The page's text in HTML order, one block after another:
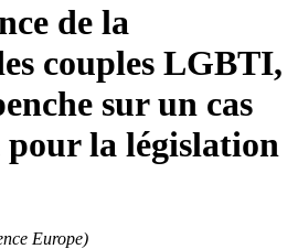
de la
couples LGBTI,
sur un cas
la législation
Europe)